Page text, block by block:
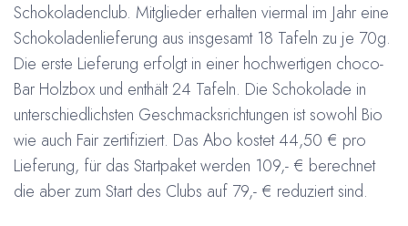
Schokoladenclub. Mitglieder erhalten viermal im Jahr eine
Schokoladenlieferung aus insgesamt 18 Tafeln zu je 70g.
Die erste Lieferung erfolgt in einer hochwertigen choco-
Bar Holzbox und enthält 24 Tafeln. Die Schokolade in
unterschiedlichsten Geschmacksrichtungen ist sowohl Bio
wie auch Fair zertifiziert. Das Abo kostet 44,50 € pro
Lieferung, für das Startpaket werden 109,- € berechnet
die aber zum Start des Clubs auf 79,- € reduziert sind.